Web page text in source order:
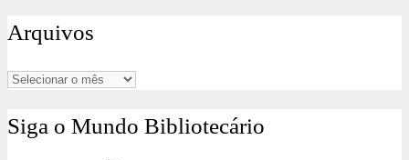
Arquivos
Arquivos
Siga o Mundo Bibliotecário